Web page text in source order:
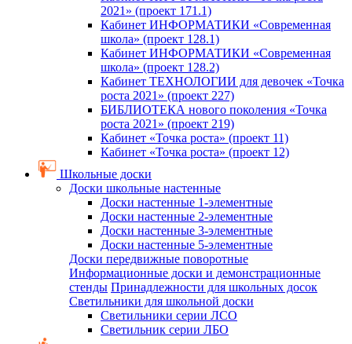
2021» (проект 171.1)
Кабинет ИНФОРМАТИКИ «Современная
школа» (проект 128.1)
Кабинет ИНФОРМАТИКИ «Современная
школа» (проект 128.2)
Кабинет ТЕХНОЛОГИИ для девочек «Точка
роста 2021» (проект 227)
БИБЛИОТЕКА нового поколения «Точка
роста 2021» (проект 219)
Кабинет «Точка роста» (проект 11)
Кабинет «Точка роста» (проект 12)
Школьные доски
Доски школьные настенные
Доски настенные 1-элементные
Доски настенные 2-элементные
Доски настенные 3-элементные
Доски настенные 5-элементные
Доски передвижные поворотные
Информационные доски и демонстрационные
стенды Принадлежности для школьных досок
Светильники для школьной доски
Светильники серии ЛСО
Светильник серии ЛБО